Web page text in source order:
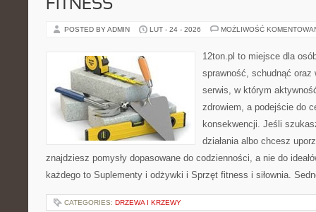
FITNESS
POSTED BY ADMIN LUT - 24 - 2026 MOŻLIWOŚĆ
12ton.pl to miejsce dla
sprawność, schudnąć oraz
serwis, w którym
zdrowiem, a podejście do
konsekwencji. Jeśli
działania albo chcesz
znajdziesz pomysły dopasowane do codzienności, a nie do
każdego to Suplementy i odżywki i Sprzęt fitness i siłownia.
CATEGORIES: DRZEWA I KRZEWY